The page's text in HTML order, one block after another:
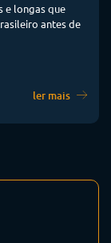
e longas que
antes de
ler mais